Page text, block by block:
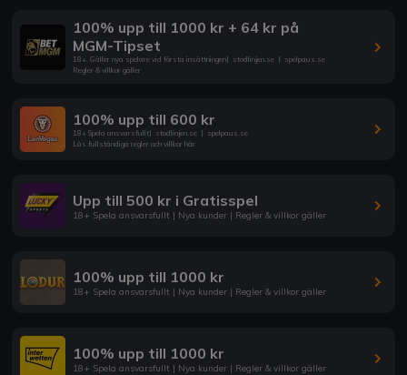
100% upp till 1000 kr + 64 kr på
MGM-Tipset
18+. Gäller nya spelare vid första insättningen| stodlinjen.se | spelpaus.se
Regler & villkor gäller
100% upp till 600 kr
18+ Spela ansvarsfullt| stodlinjen.se | spelpaus.se
Läs fullständiga regler och villkor här
Upp till 500 kr i Gratisspel
18+ Spela ansvarsfullt | Nya kunder | Regler & villkor gäller
100% upp till 1000 kr
18+ Spela ansvarsfullt | Nya kunder | Regler & villkor gäller
100% upp till 1000 kr
18+ Spela ansvarsfullt | Nya kunder | Regler & villkor gäller